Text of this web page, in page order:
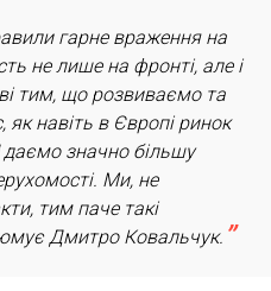
гарне враження на
не лише на фронті, але і
тим, що розвиваємо та
навіть в Європі ринок
даємо значно більшу
Ми, не
тим паче такі
Дмитро Ковальчук.